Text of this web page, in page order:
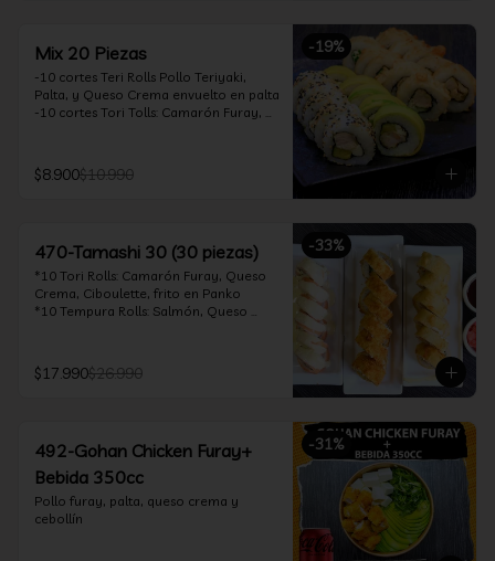
-19%
Mix 20 Piezas
-10 cortes Teri Rolls Pollo Teriyaki,
Palta, y Queso Crema envuelto en palta
-10 cortes Tori Tolls: Camarón Furay,
teriyaki 30ml
$8.900$10.990
-33%
470-Tamashi 30 (30 piezas)
*10 Tori Rolls: Camarón Furay, Queso
Crema, Ciboulette, frito en Panko
*10 Tempura Rolls: Salmón, Queso
furay, queso crema y cebollín, envuelto
en salmón y bañado en salsa
$17.990$26.990
-31%
492-Gohan Chicken Furay+
Bebida 350cc
Pollo furay, palta, queso crema y
cebollín